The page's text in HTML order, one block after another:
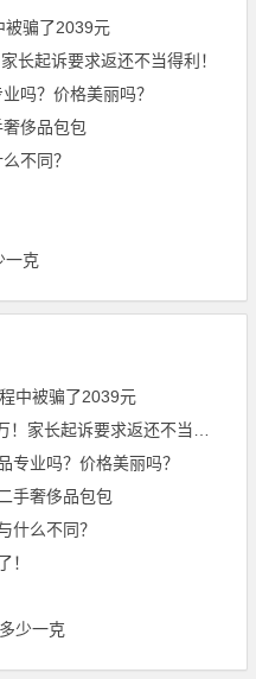
被骗了2039元
长起诉要求返还不当得利！
吗？价格美丽吗？
侈品包包
不同？
一克
中被骗了2039元
长起诉要求返还不当得利！
专业吗？价格美丽吗？
手奢侈品包包
什么不同？
！
少一克